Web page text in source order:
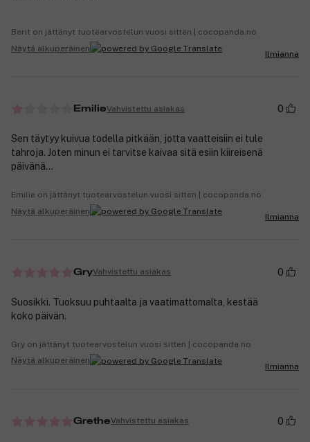
Berit on jättänyt tuotearvostelun vuosi sitten | cocopanda.no
Näytä alkuperäinen
Ilmianna
EmilieVahvistettu asiakas 0
Sen täytyy kuivua todella pitkään, jotta vaatteisiin ei tule
tahroja. Joten minun ei tarvitse kaivaa sitä esiin kiireisenä
päivänä...
Emilie on jättänyt tuotearvostelun vuosi sitten | cocopanda.no
Näytä alkuperäinen
Ilmianna
GryVahvistettu asiakas 0
Suosikki. Tuoksuu puhtaalta ja vaatimattomalta, kestää
koko päivän.
Gry on jättänyt tuotearvostelun vuosi sitten | cocopanda.no
Näytä alkuperäinen
Ilmianna
GretheVahvistettu asiakas 0